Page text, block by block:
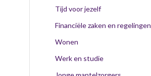
Tijd voor jezelf
Financiële zaken en regelingen
Wonen
Werk en studie